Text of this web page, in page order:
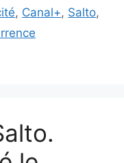
, Canal+, Salto,